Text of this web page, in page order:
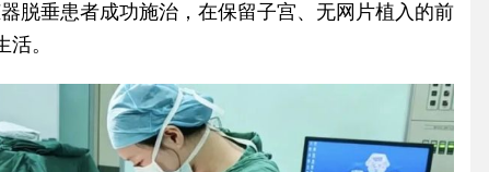
脱垂患者成功施治，在保留子宫、无网片植入的前
。